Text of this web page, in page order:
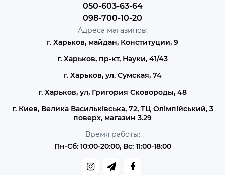
050-603-63-64
098-700-10-20
Адреса магазинов:
г. Харьков, майдан, Конституции, 9
г. Харьков, пр-кт, Науки, 41/43
г. Харьков, ул. Сумская, 74
г. Харьков, ул, Григория Сковороды, 48
г. Киев, Велика Васильківська, 72, ТЦ Олімпійський, 3
поверх, магазин 3.29
Время работы:
Пн-Сб: 10:00-20:00, Вс: 11:00-18:00